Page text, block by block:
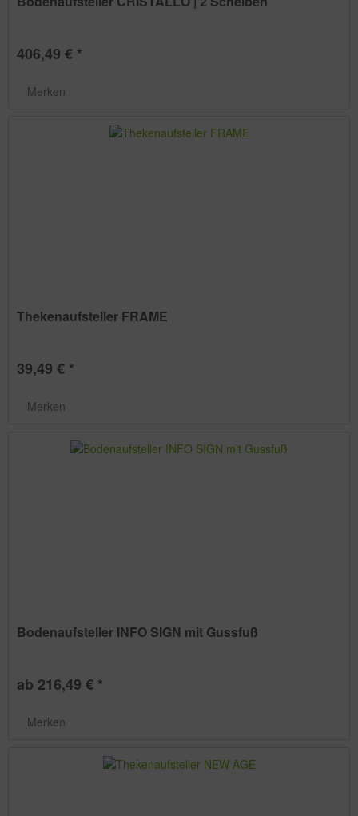
406,49 € *
Merken
Thekenaufsteller FRAME
39,49 € *
Merken
Bodenaufsteller INFO SIGN mit Gussfuß
ab 216,49 € *
Merken